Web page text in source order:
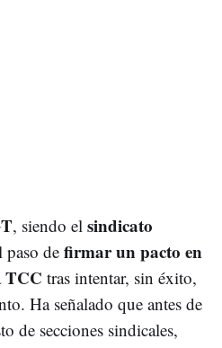
, siendo el sindicato
paso de firmar un pacto en
TCC tras intentar, sin éxito,
Ha señalado que antes de
de secciones sindicales,